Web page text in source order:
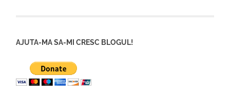
AJUTA-MA SA-MI CRESC BLOGUL!